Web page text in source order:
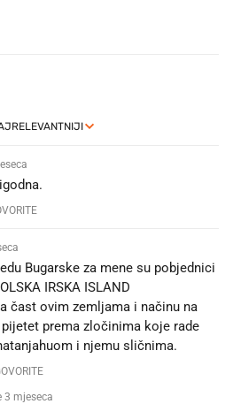
Bugarske za mene su pobjednici
IRSKA ISLAND
čast ovim zemljama i načinu na
prema zločinima koje rade
i njemu sličnima.
3 mjeseca